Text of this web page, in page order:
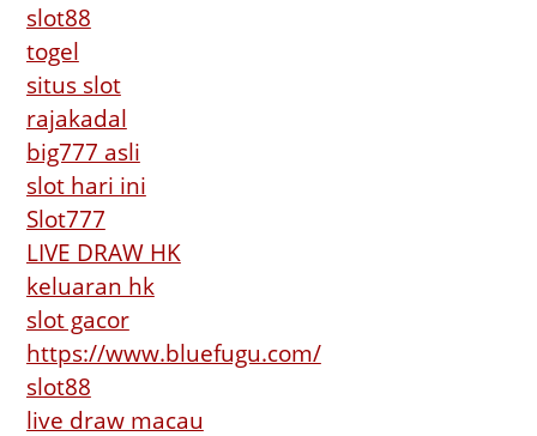
slot88
togel
situs slot
rajakadal
big777 asli
slot hari ini
Slot777
LIVE DRAW HK
keluaran hk
slot gacor
https://www.bluefugu.com/
slot88
live draw macau